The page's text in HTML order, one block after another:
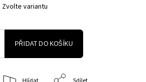
Zvolte variantu
PŘIDAT DO KOŠÍKU